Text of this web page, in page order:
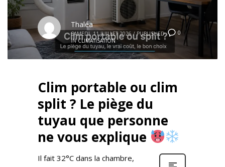
0
Thaléa
SAMEDI, 11 JUILLET 2026 / PUBLISHED
IN CLIMATISATION
Clim portable ou clim
split ? Le piège du
tuyau que personne
ne vous explique
Il fait 32°C dans la chambre,